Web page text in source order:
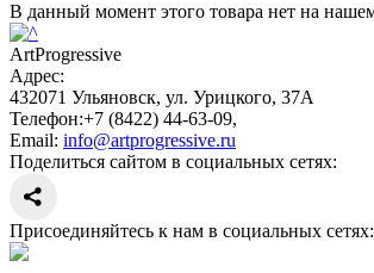
В данный момент этого товара нет на
ArtProgressive
Адрес:
432071 Ульяновск, ул. Урицкого, 37А
Телефон:+7 (8422) 44-63-09,
Email: info@artprogressive.ru
Поделиться сайтом в социальных сетях:
Присоединяйтесь к нам в социальных сетях: